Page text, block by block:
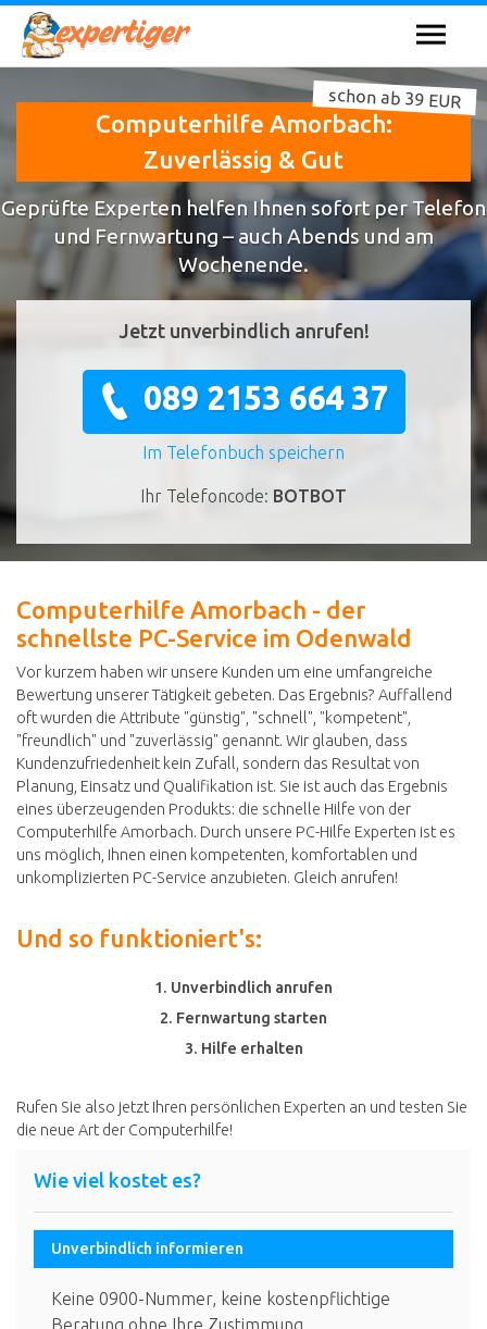
Computerhilfe Amorbach:
Zuverlässig & Gut
schon ab 39 EUR
Geprüfte Experten helfen Ihnen sofort per Telefon
und Fernwartung – auch Abends und am
Wochenende.
Jetzt unverbindlich anrufen!
089 2153 664 37
Im Telefonbuch speichern
Ihr Telefoncode: BOTBOT
Computerhilfe Amorbach - der
schnellste PC-Service im Odenwald
Vor kurzem haben wir unsere Kunden um eine umfangreiche
Bewertung unserer Tätigkeit gebeten. Das Ergebnis? Auffallend
oft wurden die Attribute "günstig", "schnell", "kompetent",
"freundlich" und "zuverlässig" genannt. Wir glauben, dass
Kundenzufriedenheit kein Zufall, sondern das Resultat von
Planung, Einsatz und Qualifikation ist. Sie ist auch das Ergebnis
eines überzeugenden Produkts: die schnelle Hilfe von der
Computerhilfe Amorbach. Durch unsere PC-Hilfe Experten ist es
uns möglich, Ihnen einen kompetenten, komfortablen und
unkomplizierten PC-Service anzubieten. Gleich anrufen!
Und so funktioniert's:
1. Unverbindlich anrufen
2. Fernwartung starten
3. Hilfe erhalten
Rufen Sie also jetzt Ihren persönlichen Experten an und testen Sie
die neue Art der Computerhilfe!
Wie viel kostet es?
Unverbindlich informieren
Keine 0900-Nummer, keine kostenpflichtige
Beratung ohne Ihre Zustimmung